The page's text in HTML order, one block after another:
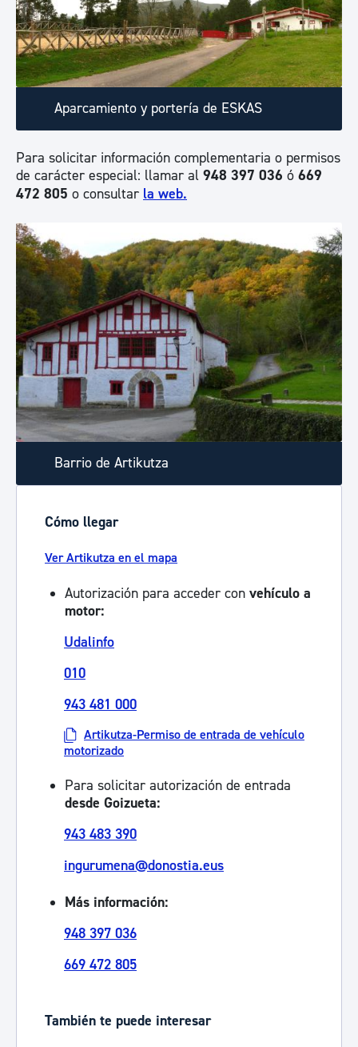
Aparcamiento y portería de ESKAS
Para solicitar información complementaria o permisos
de carácter especial: llamar al 948 397 036 ó 669
472 805 o consultar la web.
Barrio de Artikutza
Cómo llegar
Ver Artikutza en el mapa
Autorización para acceder con vehículo a
motor:
Udalinfo
010
943 481 000
Artikutza-Permiso de entrada de vehículo
motorizado
Para solicitar autorización de entrada
desde Goizueta:
943 483 390
ingurumena@donostia.eus
Más información:
948 397 036
669 472 805
También te puede interesar